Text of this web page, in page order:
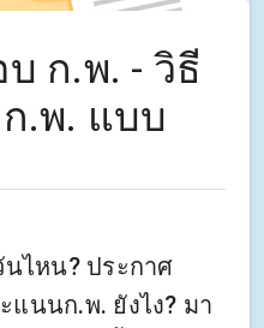
ก.พ. - วิธี
.พ. แบบ
ไหน? ประกาศ
แนนก.พ. ยังไง? มา